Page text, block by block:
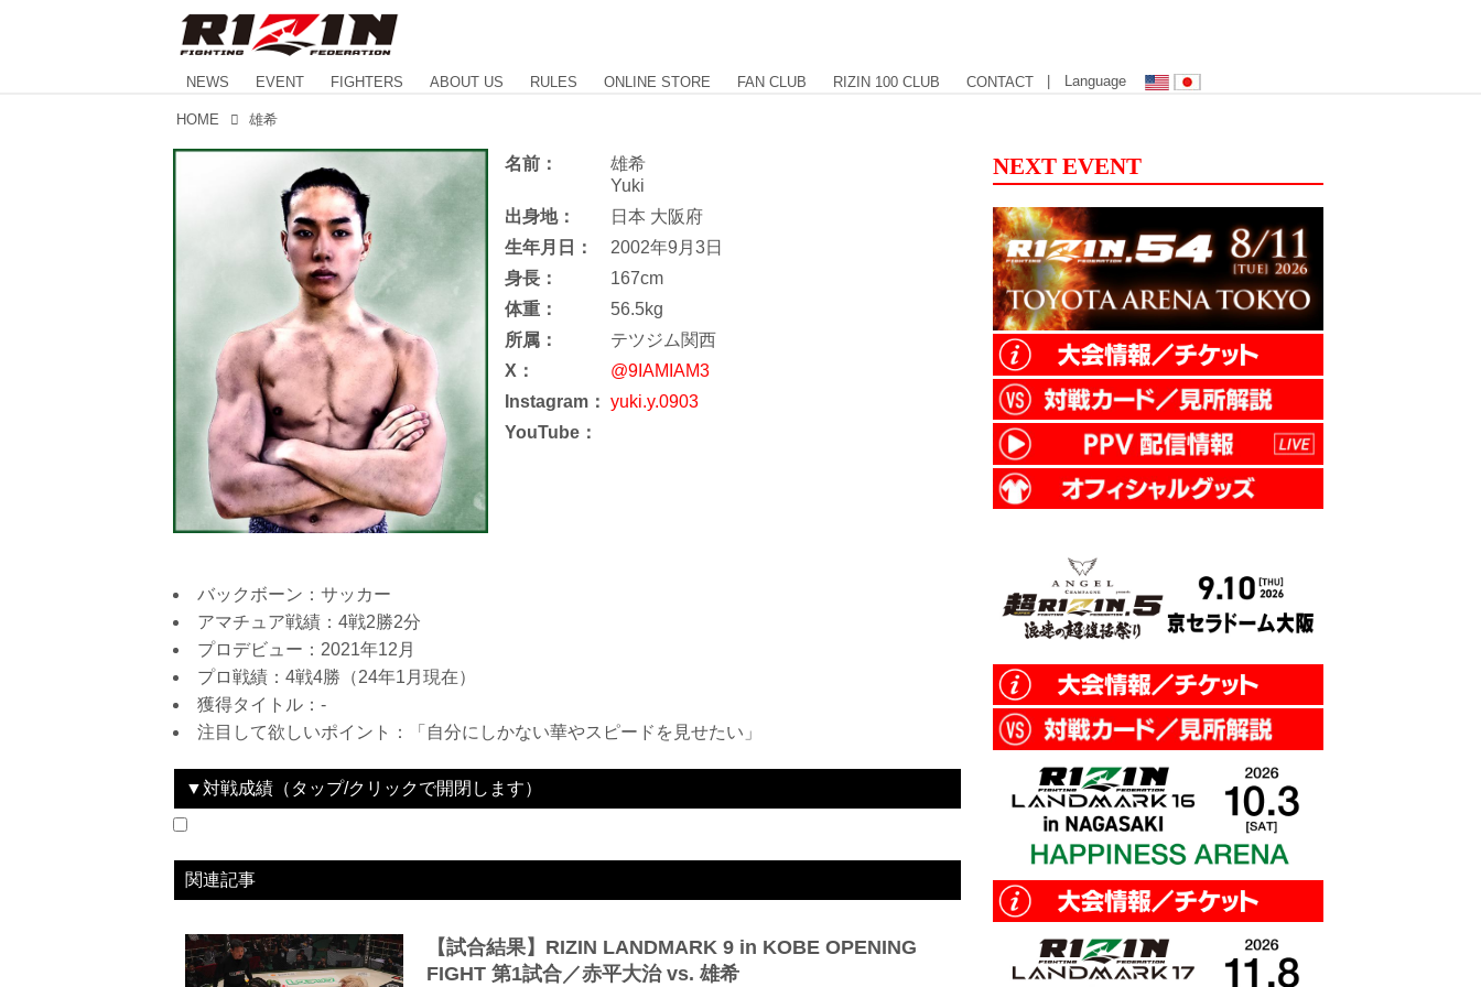
NEWS EVENT FIGHTERS ABOUT US RULES ONLINE STORE FAN CLUB RIZIN 100 CLUB CONTACT | Language
HOME 雄希
名前：
雄希
Yuki
出身地：
日本 大阪府
生年月日：
2002年9月3日
身長：
167cm
体重：
56.5kg
所属：
テツジム関西
X：
@9IAMIAM3
Instagram：
yuki.y.0903
YouTube：
バックボーン：サッカー
アマチュア戦績：4戦2勝2分
プロデビュー：2021年12月
プロ戦績：4戦4勝（24年1月現在）
獲得タイトル：-
注目して欲しいポイント：「自分にしかない華やスピードを見せたい」
▼対戦成績（タップ/クリックで開閉します）
関連記事
【試合結果】RIZIN LANDMARK 9 in KOBE OPENING
FIGHT 第1試合／赤平大治 vs. 雄希
NEXT EVENT